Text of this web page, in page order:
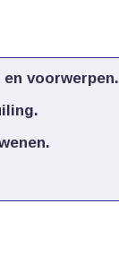
voorwerpen.​